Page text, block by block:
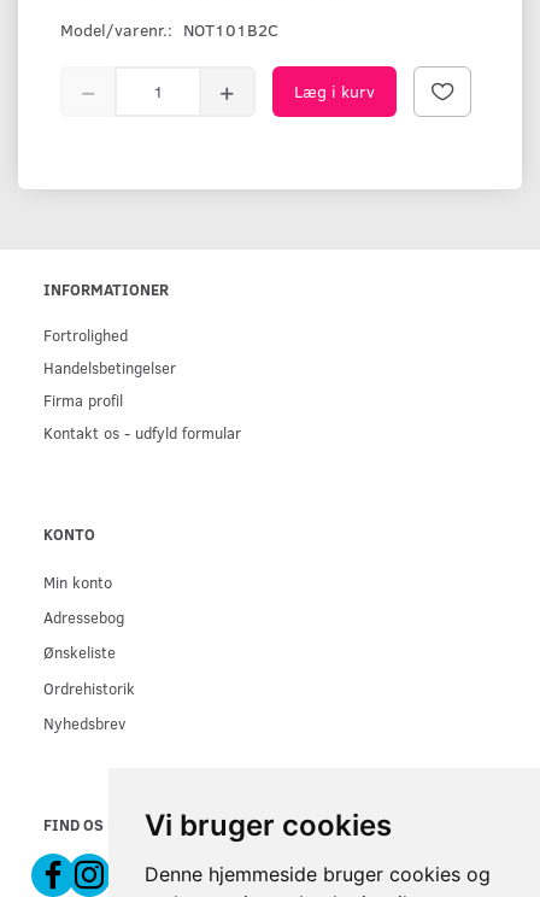
Vi bruger cookies
Denne hjemmeside bruger cookies og
Model/varenr.: NOT101B2C
Læg i kurv
INFORMATIONER
Fortrolighed
Handelsbetingelser
Firma profil
Kontakt os - udfyld formular
KONTO
Min konto
Adressebog
Ønskeliste
Ordrehistorik
Nyhedsbrev
FIND OS PÅ